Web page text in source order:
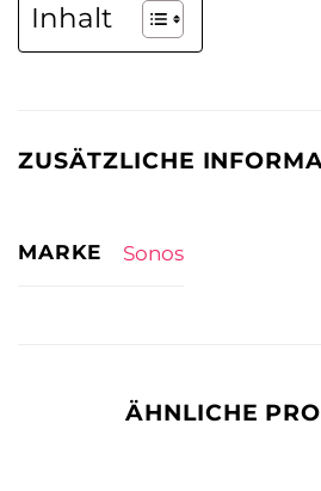
Inhalt
ZUSÄTZLICHE
MARKE Sonos
ÄHNLICHE